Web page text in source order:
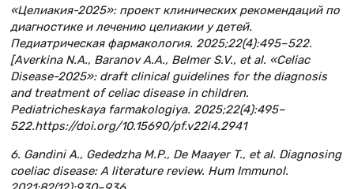
«Целиакия-2025»: проект клинических рекомендаций по
диагностике и лечению целиакии у детей.
Педиатрическая фармакология. 2025;22(4):495–522.
[Averkina N.A., Baranov A.A., Belmer S.V., et al. «Celiac
Disease-2025»: draft clinical guidelines for the diagnosis
and treatment of celiac disease in children.
Pediatricheskaya farmakologiya. 2025;22(4):495–
522.https://doi.org/10.15690/pf.v22i4.2941
6. Gandini A., Gededzha M.P., De Maayer T., et al. Diagnosing
coeliac disease: A literature review. Hum Immunol.